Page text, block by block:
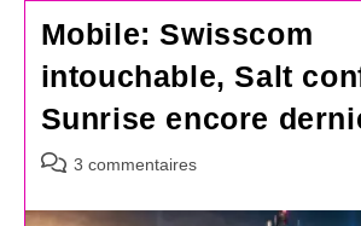
Mobile: Swisscom
intouchable, Salt
Sunrise encore
Commentaires
la
3 commentaires